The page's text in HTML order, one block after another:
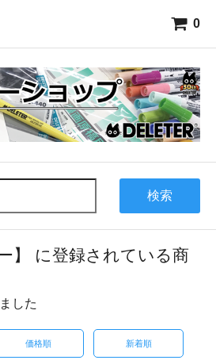
0
検索
】 に登録されている商
した
価格順 新着順